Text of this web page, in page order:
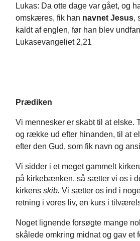
Lukas: Da otte dage var gået, og
omskæres, fik han navnet Jesus,
kaldt af englen, før han blev
Lukasevangeliet 2,21
Prædiken
Vi mennesker er skabt til at elske.
og række ud efter hinanden, til at
efter den Gud, som fik navn og
Vi sidder i et meget gammelt
på kirkebænken, så sætter vi os i
kirkens skib. Vi sætter os ind i
retning i vores liv, en kurs i
Noget lignende forsøgte mange
skålede omkring midnat og gav et